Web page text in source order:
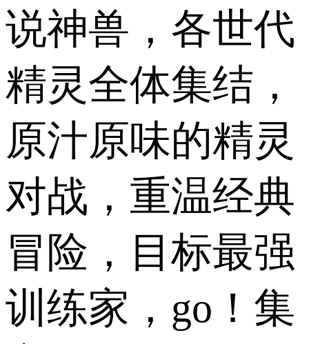
说神兽，各世代
精灵全体集结，
原汁原味的精灵
对战，重温经典
冒险，目标最强
训练家，go！集